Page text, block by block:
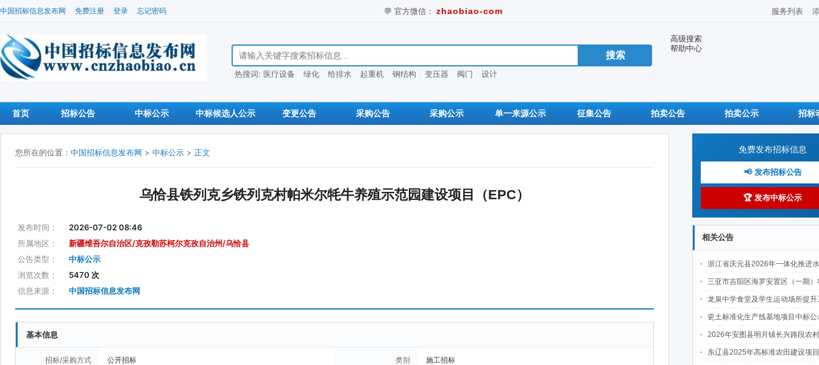
中国招标信息发布网 免费注册 登录 忘记密码 💬 官方微信： zhaobiao-com 服务列表
搜索招标信息
热搜词: 医疗设备 绿化 给排水 起重机 钢结构 变压器 阀门 设计
高级搜索
帮助中心
首页 招标公告 中标公示 中标候选人公示 变更公告 采购公告 采购公示 单一来源公示 征集公告 拍卖公告 拍卖公示 招标
您所在的位置： 中国招标信息发布网 > 中标公示 > 正文
乌恰县铁列克乡铁列克村帕米尔牦牛养殖示范园建设项目（EPC）
发布时间：
2026-07-02 08:46
所属地区：
新疆维吾尔自治区/克孜勒苏柯尔克孜自治州/乌恰县
公告类型：
中标公示
浏览次数：
5470 次
信息来源：
中国招标信息发布网
基本信息
招标/采购方式 公开招标 类别 施工招标
免费发布招标信息
📢 发布招标公告
🏆 发布中标公示
相关公告
浙江省庆元县2026年一体化推进水土保持工程建设项目(Ⅱ标段
三亚市吉阳区海罗安置区（一期）项目前期物业管理服务
龙泉中学食堂及学生运动场所提升工程中
瓷土标准化生产线基地项目中标公
2026年安图县明月镇长兴路段农村公路建设项目
东辽县2025年高标准农田建设项目(第二批)(新建3万亩、改造提升6万亩 )施肥